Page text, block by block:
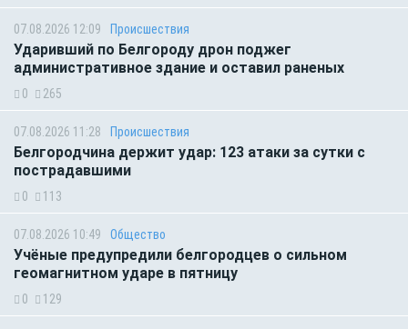
07.08.2026 12:09 Происшествия
Ударивший по Белгороду дрон поджег
административное здание и оставил раненых
0 265
07.08.2026 11:28 Происшествия
Белгородчина держит удар: 123 атаки за сутки с
пострадавшими
0 113
07.08.2026 10:49 Общество
Учёные предупредили белгородцев о сильном
геомагнитном ударе в пятницу
0 129